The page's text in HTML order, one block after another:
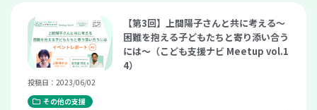
【第3回】上間陽子さんと共に考える～
困難を抱える子どもたちと寄り添い合う
には～（こども支援ナビ Meetup vol.1
4）
投稿日：2023/06/02
その他の支援